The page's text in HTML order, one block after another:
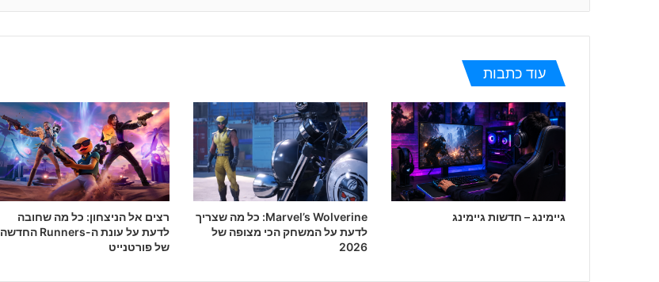
עוד כתבות
גיימינג – חדשות גיימינג
Marvel’s Wolverine: כל מה שצריך
לדעת על המשחק הכי מצופה של
2026
רצים אל הניצחון: כל מה שחובה
לדעת על עונת ה-Runners החדשה
של פורטנייט